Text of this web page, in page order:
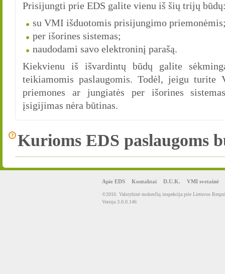
Prisijungti prie EDS galite vienu iš šių trijų
su VMI išduotomis prisijungimo
per išorines sistemas;
naudodami savo elektroninį parašą.
Kiekvienu iš išvardintų būdų galite
teikiamomis paslaugomis. Todėl, jeigu
priemones ar jungiatės per išorines
įsigijimas nėra būtinas.
Kurioms EDS paslaugoms
Apie EDS Kontaktai D.U.K. VMI svetainė
©2010. Valstybinė mokesčių inspekcija prie Lietuvos
Versija 3.0.0.146